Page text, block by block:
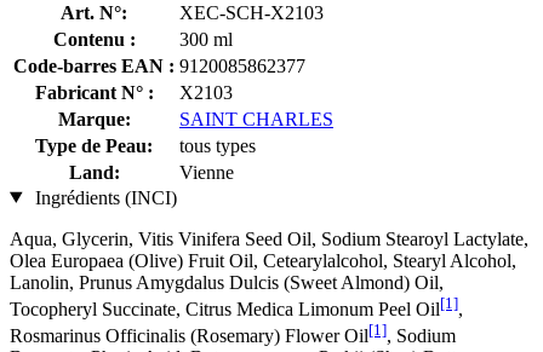
Art. N°:
XEC-SCH-X2103
Contenu :
300 ml
Code-barres EAN : 9120085862377
Fabricant N° :
X2103
Marque:
SAINT CHARLES
Type de Peau:
tous types
Land:
Vienne
Ingrédients (INCI)
Aqua, Glycerin, Vitis Vinifera Seed Oil, Sodium Stearoyl Lactylate,
Olea Europaea (Olive) Fruit Oil, Cetearylalcohol, Stearyl Alcohol,
Lanolin, Prunus Amygdalus Dulcis (Sweet Almond) Oil,
Tocopheryl Succinate, Citrus Medica Limonum Peel Oil[1],
Rosmarinus Officinalis (Rosemary) Flower Oil[1], Sodium